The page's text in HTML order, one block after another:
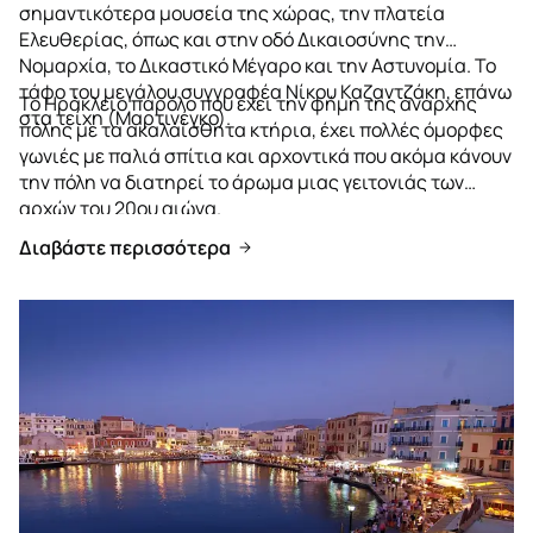
σημαντικότερα μουσεία της χώρας, την πλατεία
Ελευθερίας, όπως και στην οδό Δικαιοσύνης την
Νομαρχία, το Δικαστικό Μέγαρο και την Αστυνομία. Το
τάφο του μεγάλου συγγραφέα Νίκου Καζαντζάκη, επάνω
στα τείχη (Μαρτινέγκο).
Το Ηράκλειο παρόλο που έχει την φήμη της άναρχης
πόλης με τα ακαλαίσθητα κτήρια, έχει πολλές όμορφες
γωνιές με παλιά σπίτια και αρχοντικά που ακόμα κάνουν
την πόλη να διατηρεί το άρωμα μιας γειτονιάς των
αρχών του 20ου αιώνα.
Διαβάστε περισσότερα